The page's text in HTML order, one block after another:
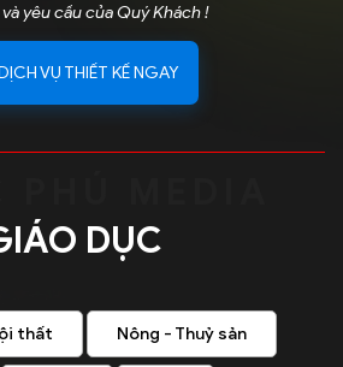
yêu cầu của Quý Khách !
VỤ THIẾT KẾ NGAY
DỤC
thất Nông - Thuỷ sản